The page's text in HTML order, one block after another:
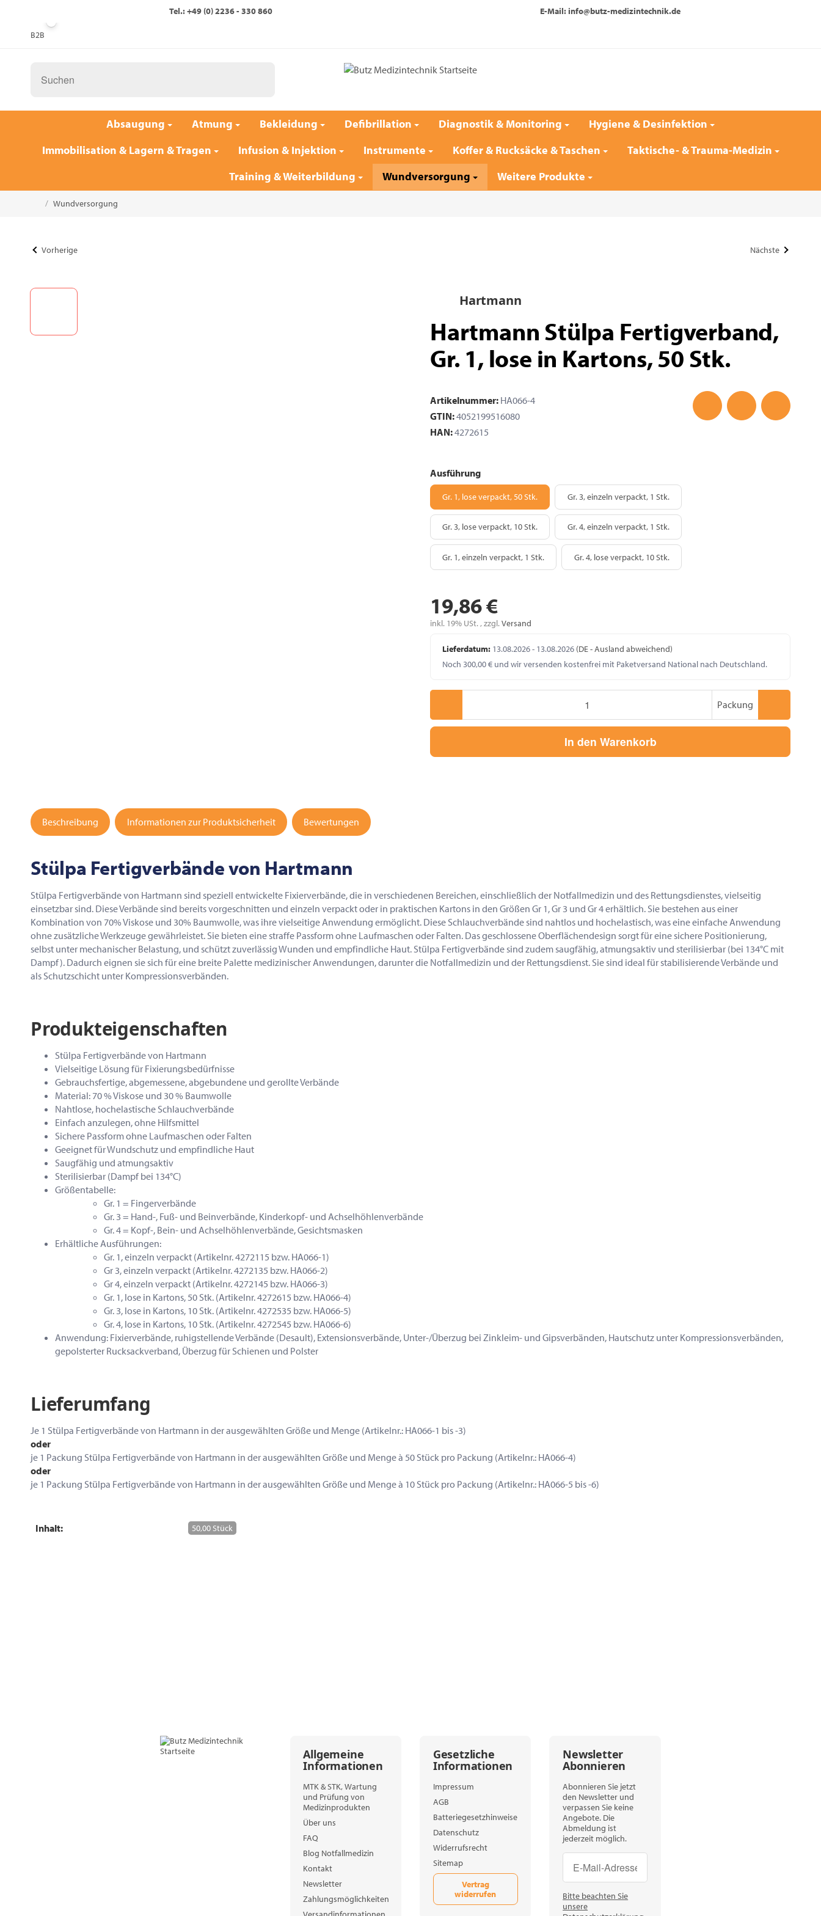
Tel.: +49 (0) 2236 - 330 860 E-Mail: info@butz-medizintechnik.de
B2B
Absaugung Atmung Bekleidung Defibrillation Diagnostik & Monitoring
Hygiene & Desinfektion
Immobilisation & Lagern & Tragen
Infusion & Injektion Instrumente Koffer & Rucksäcke & Taschen
Taktische- & Trauma-Medizin
Training & Weiterbildung
Wundversorgung Weitere Produkte
/ Wundversorgung
Vorherige Nächste
Hartmann
Hartmann Stülpa Fertigverband,
Gr. 1, lose in Kartons, 50 Stk.
Artikelnummer: HA066-4
GTIN:4052199516080
HAN:4272615
Ausführung
Gr. 1, lose verpackt, 50 Stk.Gr. 1, lose verpackt, 50 Stk.
Gr. 3, einzeln verpackt, 1 Stk.Gr. 3, einzeln verpackt, 1 Stk.
Gr. 3, lose verpackt, 10 Stk.Gr. 3, lose verpackt, 10 Stk.
Gr. 4, einzeln verpackt, 1 Stk.Gr. 4, einzeln verpackt, 1 Stk.
Gr. 1, einzeln verpackt, 1 Stk. Gr. 1, einzeln verpackt, 1 Stk.
Gr. 4, lose verpackt, 10 Stk.
19,86 €
inkl. 19% USt. , zzgl.Versand
Lieferdatum: 13.08.2026 - 13.08.2026 (DE - Ausland abweichend)
Noch 300,00 € und wir versenden kostenfrei mit Paketversand National nach Deutschland.
Packung
In den Warenkorb
Beschreibung Informationen zur Produktsicherheit Bewertungen
Stülpa Fertigverbände von Hartmann
Stülpa Fertigverbände von Hartmann sind speziell entwickelte Fixierverbände, die in verschiedenen Bereichen, einschließlich der Notfallmedizin und des Rettungsdienstes, vielseitig
einsetzbar sind. Diese Verbände sind bereits vorgeschnitten und einzeln verpackt oder in praktischen Kartons in den Größen Gr 1, Gr 3 und Gr 4 erhältlich. Sie bestehen aus einer
Kombination von 70% Viskose und 30% Baumwolle, was ihre vielseitige Anwendung ermöglicht. Diese Schlauchverbände sind nahtlos und hochelastisch, was eine einfache Anwendung
ohne zusätzliche Werkzeuge gewährleistet. Sie bieten eine straffe Passform ohne Laufmaschen oder Falten. Das geschlossene Oberflächendesign sorgt für eine sichere Positionierung,
selbst unter mechanischer Belastung, und schützt zuverlässig Wunden und empfindliche Haut. Stülpa Fertigverbände sind zudem saugfähig, atmungsaktiv und sterilisierbar (bei 134°C mit
Dampf). Dadurch eignen sie sich für eine breite Palette medizinischer Anwendungen, darunter die Notfallmedizin und der Rettungsdienst. Sie sind ideal für stabilisierende Verbände und
als Schutzschicht unter Kompressionsverbänden.
Produkteigenschaften
Stülpa Fertigverbände von Hartmann
Vielseitige Lösung für Fixierungsbedürfnisse
Gebrauchsfertige, abgemessene, abgebundene und gerollte Verbände
Material: 70 % Viskose und 30 % Baumwolle
Nahtlose, hochelastische Schlauchverbände
Einfach anzulegen, ohne Hilfsmittel
Sichere Passform ohne Laufmaschen oder Falten
Geeignet für Wundschutz und empfindliche Haut
Saugfähig und atmungsaktiv
Sterilisierbar (Dampf bei 134°C)
Größentabelle:
Gr. 1 = Fingerverbände
Gr. 3 = Hand-, Fuß- und Beinverbände, Kinderkopf- und Achselhöhlenverbände
Gr. 4 = Kopf-, Bein- und Achselhöhlenverbände, Gesichtsmasken
Erhältliche Ausführungen:
Gr. 1, einzeln verpackt (Artikelnr. 4272115 bzw. HA066-1)
Gr 3, einzeln verpackt (Artikelnr. 4272135 bzw. HA066-2)
Gr 4, einzeln verpackt (Artikelnr. 4272145 bzw. HA066-3)
Gr. 1, lose in Kartons, 50 Stk. (Artikelnr. 4272615 bzw. HA066-4)
Gr. 3, lose in Kartons, 10 Stk. (Artikelnr. 4272535 bzw. HA066-5)
Gr. 4, lose in Kartons, 10 Stk. (Artikelnr. 4272545 bzw. HA066-6)
Anwendung: Fixierverbände, ruhigstellende Verbände (Desault), Extensionsverbände, Unter-/Überzug bei Zinkleim- und Gipsverbänden, Hautschutz unter Kompressionsverbänden,
gepolsterter Rucksackverband, Überzug für Schienen und Polster
Lieferumfang
Je 1 Stülpa Fertigverbände von Hartmann in der ausgewählten Größe und Menge (Artikelnr.: HA066-1 bis -3)
oder
je 1 Packung Stülpa Fertigverbände von Hartmann in der ausgewählten Größe und Menge à 50 Stück pro Packung (Artikelnr.: HA066-4)
oder
je 1 Packung Stülpa Fertigverbände von Hartmann in der ausgewählten Größe und Menge à 10 Stück pro Packung (Artikelnr.: HA066-5 bis -6)
Inhalt: 50,00 Stück
Allgemeine
Informationen
MTK & STK, Wartung
und Prüfung von
Medizinprodukten
Über uns
FAQ
Blog Notfallmedizin
Kontakt
Newsletter
Zahlungsmöglichkeiten
Gesetzliche
Informationen
Impressum
AGB
Batteriegesetzhinweise
Datenschutz
Widerrufsrecht
Sitemap
Vertrag
widerrufen
Newsletter
Abonnieren
Abonnieren Sie jetzt
den Newsletter und
verpassen Sie keine
Angebote. Die
Abmeldung ist
jederzeit möglich.
Newsletter Abonnieren
Newsletter Abonnieren
Bitte beachten Sie
unsere